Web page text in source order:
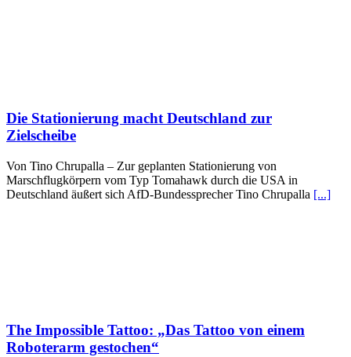
Die Stationierung macht Deutschland zur
Zielscheibe
Von Tino Chrupalla – Zur geplanten Stationierung von
Marschflugkörpern vom Typ Tomahawk durch die USA in
Deutschland äußert sich AfD-Bundessprecher Tino Chrupalla [...]
The Impossible Tattoo: „Das Tattoo von einem
Roboterarm gestochen“